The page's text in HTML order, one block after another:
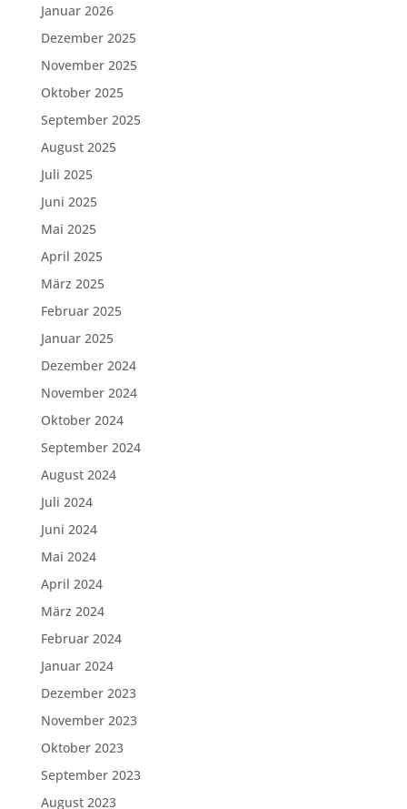
Januar 2026
Dezember 2025
November 2025
Oktober 2025
September 2025
August 2025
Juli 2025
Juni 2025
Mai 2025
April 2025
März 2025
Februar 2025
Januar 2025
Dezember 2024
November 2024
Oktober 2024
September 2024
August 2024
Juli 2024
Juni 2024
Mai 2024
April 2024
März 2024
Februar 2024
Januar 2024
Dezember 2023
November 2023
Oktober 2023
September 2023
August 2023